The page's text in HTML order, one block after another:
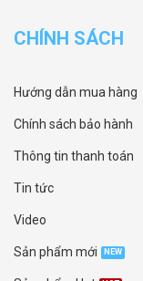
CHÍNH SÁCH
Hướng dẫn mua hàng
Chính sách bảo hành
Thông tin thanh toán
Tin tức
Video
Sản phẩm mới